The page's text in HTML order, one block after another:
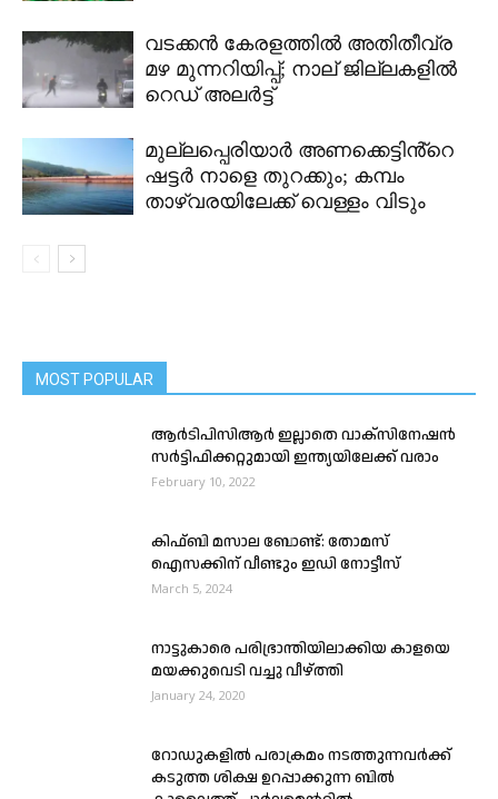
വടക്കൻ കേരളത്തിൽ അതിതീവ്ര
മഴ മുന്നറിയിപ്പ്; നാല് ജില്ലകളിൽ
റെഡ് അലർട്ട്
മുല്ലപ്പെരിയാർ അണക്കെട്ടിൻ്റെ
ഷട്ടർ നാളെ തുറക്കും; കമ്പം
താഴ്വരയിലേക്ക് വെള്ളം വിടും
MOST POPULAR
ആർടിപിസിആർ ഇല്ലാതെ വാക്സിനേഷന്‍
സർട്ടിഫിക്കറ്റുമായി ഇന്ത്യയിലേക്ക് വരാം
February 10, 2022
കിഫ്ബി മസാല ബോണ്ട്: തോമസ്
ഐസക്കിന്‌ വീണ്ടും ഇഡി നോട്ടീസ്
March 5, 2024
നാട്ടുകാരെ പരിഭ്രാന്തിയിലാക്കിയ കാളയെ
മയക്കുവെടി വച്ചു വീഴ്ത്തി
January 24, 2020
റോഡുകളിൽ പരാക്രമം നടത്തുന്നവർക്ക്
കടുത്ത ശിക്ഷ ഉറപ്പാക്കുന്ന ബിൽ